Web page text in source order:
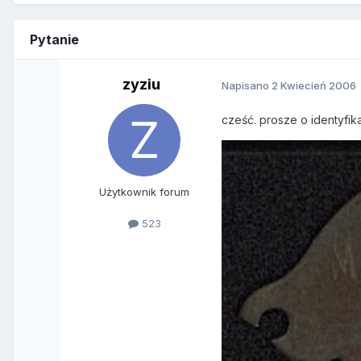
Pytanie
zyziu
Użytkownik forum
523
Napisano 2 Kwiecień 2006
cześć. prosze o